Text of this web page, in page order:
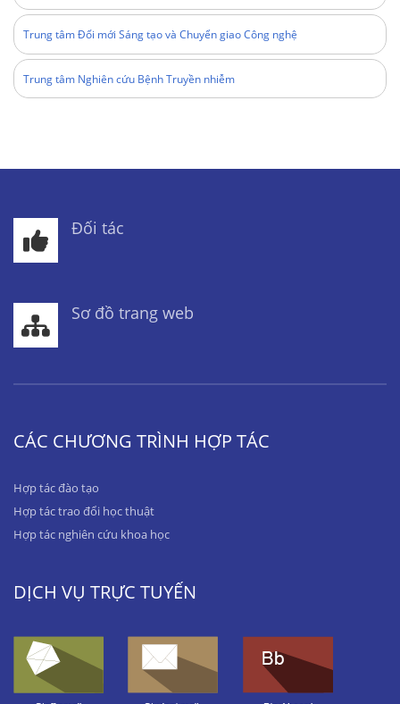
Trung tâm Đổi mới Sáng tạo và Chuyển giao Công nghệ
Trung tâm Nghiên cứu Bệnh Truyền nhiễm
Đối tác
Sơ đồ trang web
CÁC CHƯƠNG TRÌNH HỢP TÁC
Hợp tác đào tạo
Hợp tác trao đổi học thuật
Hợp tác nghiên cứu khoa học
DỊCH VỤ TRỰC TUYẾN